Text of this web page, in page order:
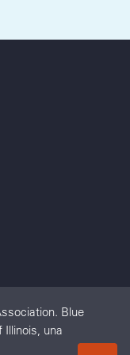
Blue
Illinois, una